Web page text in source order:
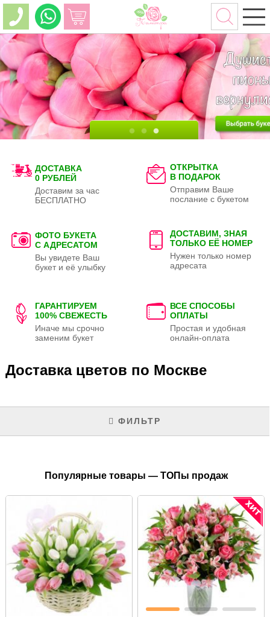
ДОСТАВКА
0 РУБЛЕЙ
Доставим за час
БЕСПЛАТНО
ОТКРЫТКА
В ПОДАРОК
Отправим Ваше
послание с букетом
ФОТО БУКЕТА
С АДРЕСАТОМ
Вы увидете Ваш
букет и её улыбку
ДОСТАВИМ, ЗНАЯ
ТОЛЬКО ЕЁ НОМЕР
Нужен только номер
адресата
ГАРАНТИРУЕМ
100% СВЕЖЕСТЬ
Иначе мы срочно
заменим букет
ВСЕ СПОСОБЫ
ОПЛАТЫ
Простая и удобная
онлайн-оплата
Доставка цветов по Москве
ФИЛЬТР
Популярные товары — ТОПы продаж